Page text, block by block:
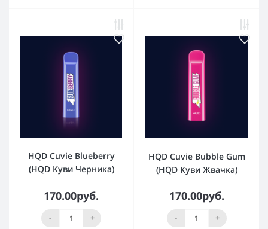
HQD Cuvie Blueberry
(HQD Куви Черника)
170.00руб.
- +
HQD Cuvie Bubble Gum
(HQD Куви Жвачка)
170.00руб.
- +